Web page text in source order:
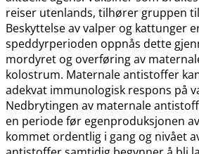
reiser utenlands, tilhører gruppen
Beskyttelse av valper og kattunger
speddyrperioden oppnås dette
mordyret og overføring av
kolostrum. Maternale antistoffer
adekvat immunologisk respons på
Nedbrytingen av maternale
en periode før egenproduksjonen
kommet ordentlig i gang og nivået